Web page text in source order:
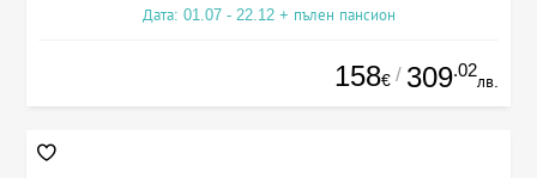
Дата: 01.07 - 22.12 + пълен пансион
158€ / 309.02
лв.